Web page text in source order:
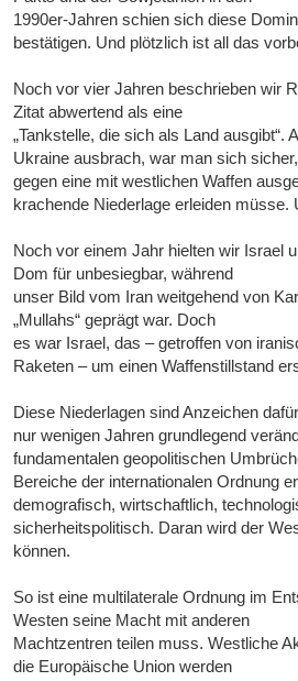
1990er-Jahren schien sich diese
bestätigen. Und plötzlich ist all das
Noch vor vier Jahren beschrieben wir
Zitat abwertend als eine
„Tankstelle, die sich als Land ausgibt“.
Ukraine ausbrach, war man sich
gegen eine mit westlichen Waffen
krachende Niederlage erleiden müsse.
Noch vor einem Jahr hielten wir Israel
Dom für unbesiegbar, während
unser Bild vom Iran weitgehend von
„Mullahs“ geprägt war. Doch
es war Israel, das – getroffen von
Raketen – um einen Waffenstillstand
Diese Niederlagen sind Anzeichen
nur wenigen Jahren grundlegend
fundamentalen geopolitischen
Bereiche der internationalen Ordnung
demografisch, wirtschaftlich,
sicherheitspolitisch. Daran wird der
können.
So ist eine multilaterale Ordnung im
Westen seine Macht mit anderen
Machtzentren teilen muss. Westliche
die Europäische Union werden